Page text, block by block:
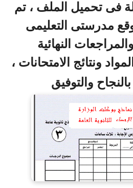
فى تحميل الملف ، تم
مدرستى التعليمى
النهائية
ونتائج الامتحانات ،
والتوفيق